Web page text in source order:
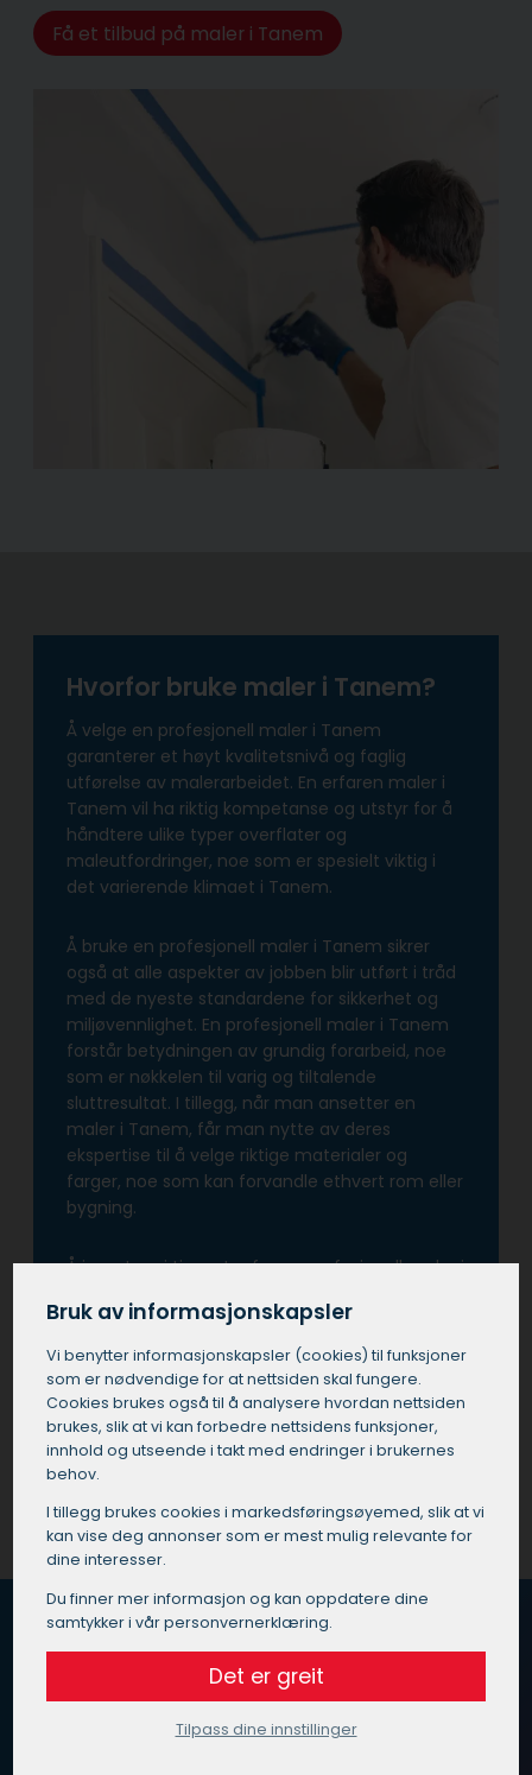
Få et tilbud på maler i Tanem
Hvorfor bruke maler i Tanem?
Å velge en profesjonell maler i Tanem
garanterer et høyt kvalitetsnivå og faglig
utførelse av malerarbeidet. En erfaren maler i
Tanem vil ha riktig kompetanse og utstyr for å
håndtere ulike typer overflater og
maleutfordringer, noe som er spesielt viktig i
det varierende klimaet i Tanem.
Å bruke en profesjonell maler i Tanem sikrer
også at alle aspekter av jobben blir utført i tråd
med de nyeste standardene for sikkerhet og
miljøvennlighet. En profesjonell maler i Tanem
forstår betydningen av grundig forarbeid, noe
som er nøkkelen til varig og tiltalende
sluttresultat. I tillegg, når man ansetter en
maler i Tanem, får man nytte av deres
ekspertise til å velge riktige materialer og
farger, noe som kan forvandle ethvert rom eller
bygning.
Å investere i tjenester fra en profesjonell maler i
fallgruvene som kan oppstå ved utføre
prosjektet selv eller ved å bruke ukvalifisert
personell.
Få et tilbud på maler i Tanem
Hvordan fungerer Maleoppdrag.no?
Vi vet at du er opptatt av god kvalitet, pris og service
Bruk av informasjonskapsler
Vi benytter informasjons­kapsler (cookies) til funksjoner
som er nødvendige for at nettsiden skal fungere.
Cookies brukes også til å analysere hvordan nettsiden
brukes, slik at vi kan forbedre nettsidens funksjoner,
innhold og utseende i takt med endringer i brukernes
behov.
I tillegg brukes cookies i markedsførings­øyemed, slik at vi
kan vise deg annonser som er mest mulig relevante for
dine interesser.
Du finner mer informasjon og kan oppdatere dine
samtykker i vår personvernerklæring.
Det er greit
Tilpass dine innstillinger